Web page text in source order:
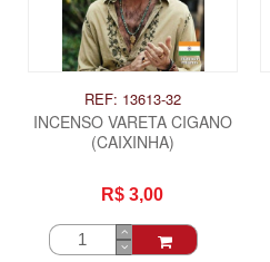
REF: 13613-32
INCENSO VARETA CIGANO
(CAIXINHA)
R$ 3,00